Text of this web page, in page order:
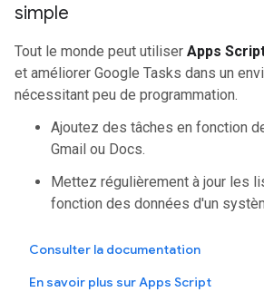
simple
Tout le monde peut utiliser Apps
et améliorer Google Tasks dans un
nécessitant peu de programmation.
Ajoutez des tâches en fonction
Gmail ou Docs.
Mettez régulièrement à jour les
fonction des données d'un
Consulter la documentation
En savoir plus sur Apps Script